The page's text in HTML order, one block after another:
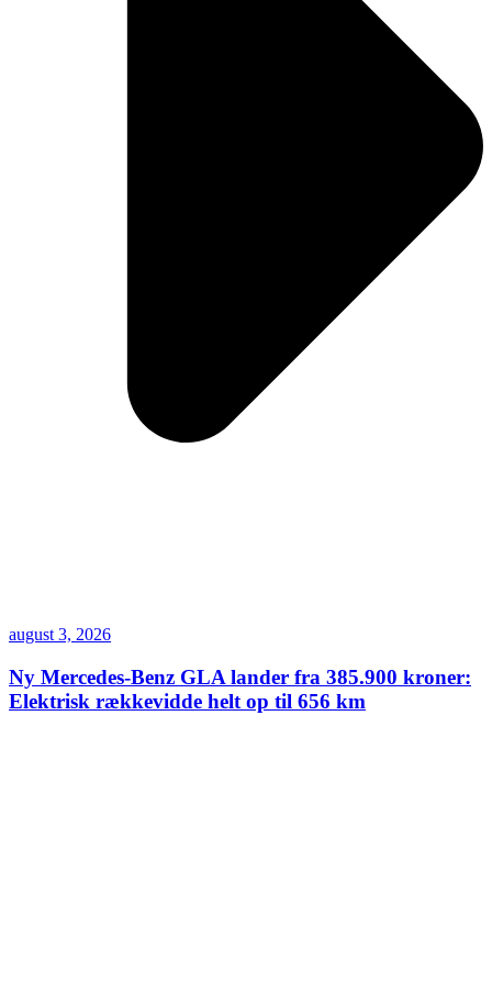
august 3, 2026
Ny Mercedes-Benz GLA lander fra 385.900 kroner:
Elektrisk rækkevidde helt op til 656 km